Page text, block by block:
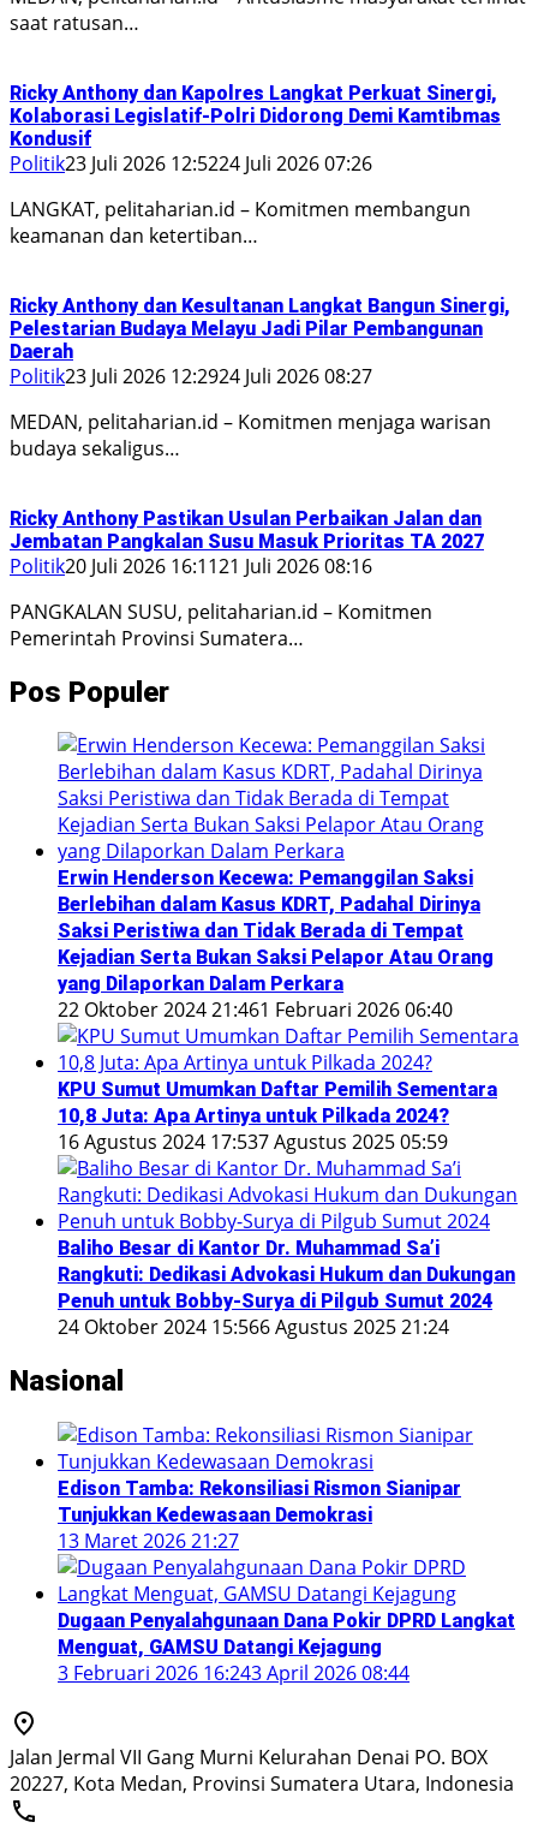
saat ratusan…
Ricky Anthony dan Kapolres Langkat Perkuat Sinergi,
Kolaborasi Legislatif-Polri Didorong Demi Kamtibmas
Kondusif
Politik23 Juli 2026 12:5224 Juli 2026 07:26
LANGKAT, pelitaharian.id – Komitmen membangun
keamanan dan ketertiban…
Ricky Anthony dan Kesultanan Langkat Bangun Sinergi,
Pelestarian Budaya Melayu Jadi Pilar Pembangunan
Daerah
Politik23 Juli 2026 12:2924 Juli 2026 08:27
MEDAN, pelitaharian.id – Komitmen menjaga warisan
budaya sekaligus…
Ricky Anthony Pastikan Usulan Perbaikan Jalan dan
Jembatan Pangkalan Susu Masuk Prioritas TA 2027
Politik20 Juli 2026 16:1121 Juli 2026 08:16
PANGKALAN SUSU, pelitaharian.id – Komitmen
Pemerintah Provinsi Sumatera…
Pos Populer
Erwin Henderson Kecewa: Pemanggilan Saksi
Berlebihan dalam Kasus KDRT, Padahal Dirinya
Saksi Peristiwa dan Tidak Berada di Tempat
Kejadian Serta Bukan Saksi Pelapor Atau Orang
yang Dilaporkan Dalam Perkara
22 Oktober 2024 21:461 Februari 2026 06:40
KPU Sumut Umumkan Daftar Pemilih Sementara
10,8 Juta: Apa Artinya untuk Pilkada 2024?
16 Agustus 2024 17:537 Agustus 2025 05:59
Baliho Besar di Kantor Dr. Muhammad Sa’i
Rangkuti: Dedikasi Advokasi Hukum dan Dukungan
Penuh untuk Bobby-Surya di Pilgub Sumut 2024
24 Oktober 2024 15:566 Agustus 2025 21:24
Nasional
Edison Tamba: Rekonsiliasi Rismon Sianipar
Tunjukkan Kedewasaan Demokrasi
13 Maret 2026 21:27
Dugaan Penyalahgunaan Dana Pokir DPRD Langkat
Menguat, GAMSU Datangi Kejagung
3 Februari 2026 16:243 April 2026 08:44
Jalan Jermal VII Gang Murni Kelurahan Denai PO. BOX
20227, Kota Medan, Provinsi Sumatera Utara, Indonesia